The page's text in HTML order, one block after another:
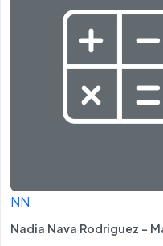
NN
Nadia Nava Rodriguez -